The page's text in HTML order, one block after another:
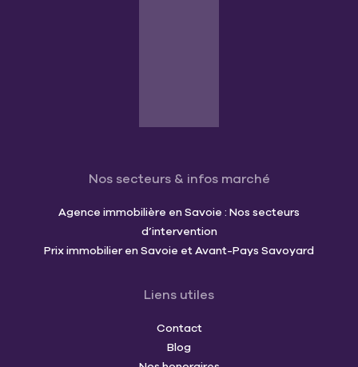
Nos secteurs & infos marché
Agence immobilière en Savoie : Nos secteurs
d’intervention
Prix immobilier en Savoie et Avant-Pays Savoyard
Liens utiles
Contact
Blog